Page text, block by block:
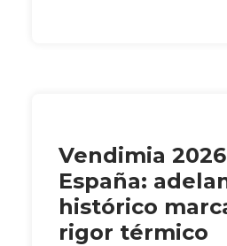
Vendimia
España:
histórico
rigor térmico